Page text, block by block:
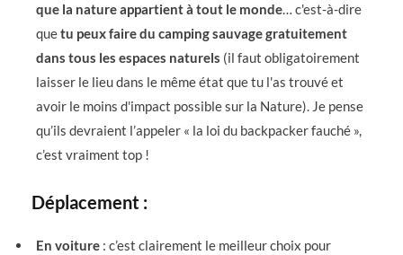
que la nature appartient à tout le monde… c'est-à-dire
quetu peux faire du camping sauvage gratuitement
dans tous les espaces naturels (il faut obligatoirement
laisser le lieu dans le même état que tu l'as trouvé et
avoir le moins d'impact possible sur la Nature). Je pense
qu’ils devraient l’appeler « la loi du backpacker fauché »,
c’est vraiment top !
Déplacement :
En voiture : c’est clairement le meilleur choix pour